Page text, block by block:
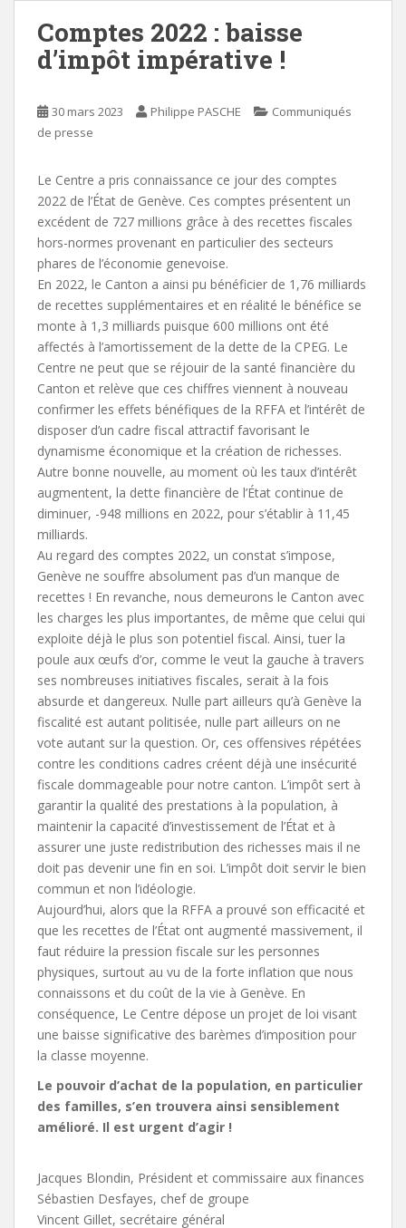
Comptes 2022 : baisse
d’impôt impérative !
30 mars 2023 Philippe PASCHE
Communiqués
de presse
Le Centre a pris connaissance ce jour des comptes
2022 de l’État de Genève. Ces comptes présentent un
excédent de 727 millions grâce à des recettes fiscales
hors-normes provenant en particulier des secteurs
phares de l’économie genevoise.
En 2022, le Canton a ainsi pu bénéficier de 1,76 milliards
de recettes supplémentaires et en réalité le bénéfice se
monte à 1,3 milliards puisque 600 millions ont été
affectés à l’amortissement de la dette de la CPEG. Le
Centre ne peut que se réjouir de la santé financière du
Canton et relève que ces chiffres viennent à nouveau
confirmer les effets bénéfiques de la RFFA et l’intérêt de
disposer d’un cadre fiscal attractif favorisant le
dynamisme économique et la création de richesses.
Autre bonne nouvelle, au moment où les taux d’intérêt
augmentent, la dette financière de l’État continue de
diminuer, -948 millions en 2022, pour s’établir à 11,45
milliards.
Au regard des comptes 2022, un constat s’impose,
Genève ne souffre absolument pas d’un manque de
recettes ! En revanche, nous demeurons le Canton avec
les charges les plus importantes, de même que celui qui
exploite déjà le plus son potentiel fiscal. Ainsi, tuer la
poule aux œufs d’or, comme le veut la gauche à travers
ses nombreuses initiatives fiscales, serait à la fois
absurde et dangereux. Nulle part ailleurs qu’à Genève la
fiscalité est autant politisée, nulle part ailleurs on ne
vote autant sur la question. Or, ces offensives répétées
contre les conditions cadres créent déjà une insécurité
fiscale dommageable pour notre canton. L’impôt sert à
garantir la qualité des prestations à la population, à
maintenir la capacité d’investissement de l’État et à
assurer une juste redistribution des richesses mais il ne
doit pas devenir une fin en soi. L’impôt doit servir le bien
commun et non l’idéologie.
Aujourd’hui, alors que la RFFA a prouvé son efficacité et
que les recettes de l’État ont augmenté massivement, il
faut réduire la pression fiscale sur les personnes
physiques, surtout au vu de la forte inflation que nous
connaissons et du coût de la vie à Genève. En
conséquence, Le Centre dépose un projet de loi visant
une baisse significative des barèmes d’imposition pour
la classe moyenne.
Le pouvoir d’achat de la population, en particulier
des familles, s’en trouvera ainsi sensiblement
amélioré. Il est urgent d’agir !
Jacques Blondin, Président et commissaire aux finances
Sébastien Desfayes, chef de groupe
Vincent Gillet, secrétaire général